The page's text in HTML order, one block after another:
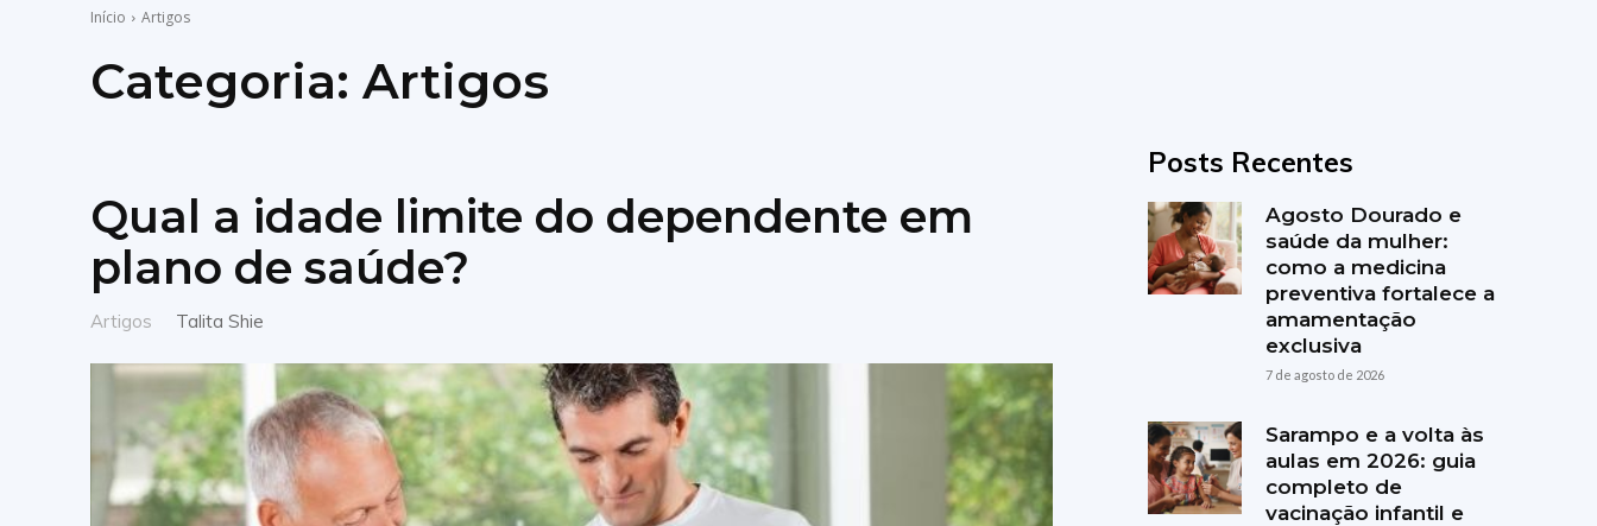
Início Artigos
Categoria: Artigos
Qual a idade limite do dependente em
plano de saúde?
Artigos Talita Shie
Posts Recentes
Agosto Dourado e
saúde da mulher:
como a medicina
preventiva fortalece a
amamentação
exclusiva
7 de agosto de 2026
Sarampo e a volta às
aulas em 2026: guia
completo de
vacinação infantil e